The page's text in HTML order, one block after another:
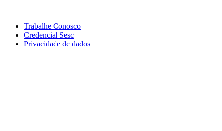
Trabalhe Conosco
Credencial Sesc
Privacidade de dados